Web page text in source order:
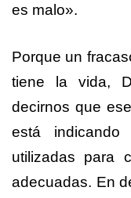
es malo».
Porque un
tiene la vida,
decirnos que
está
utilizadas para
adecuadas. En